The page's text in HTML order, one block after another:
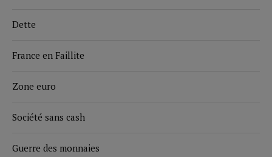
Dette
France en Faillite
Zone euro
Société sans cash
Guerre des monnaies